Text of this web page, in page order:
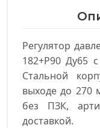
Регулятор
182+P90 Ду65
Стальной
выходе до 270
без ПЗК,
доставкой.